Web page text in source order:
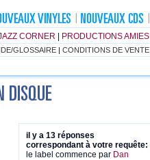
CORNER PRODUCTIONS AMIES
GLOSSAIRE | CONDITIONS DE VENTE
il y a 13 réponses
correspondant à votre requête:
le label commence par Dan